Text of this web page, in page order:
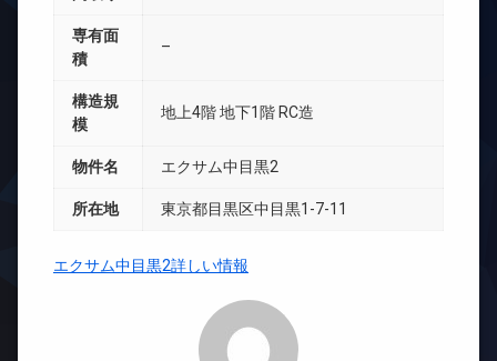
専有面
積
–
構造規
模
地上4階 地下1階 RC造
物件名 エクサム中目黒2
所在地 東京都目黒区中目黒1-7-11
エクサム中目黒2詳しい情報